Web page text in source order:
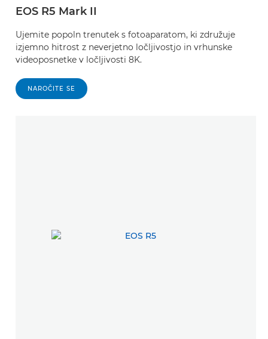
EOS R5 Mark II
Ujemite popoln trenutek s fotoaparatom, ki združuje
izjemno hitrost z neverjetno ločljivostjo in vrhunske
videoposnetke v ločljivosti 8K.
NAROČITE SE